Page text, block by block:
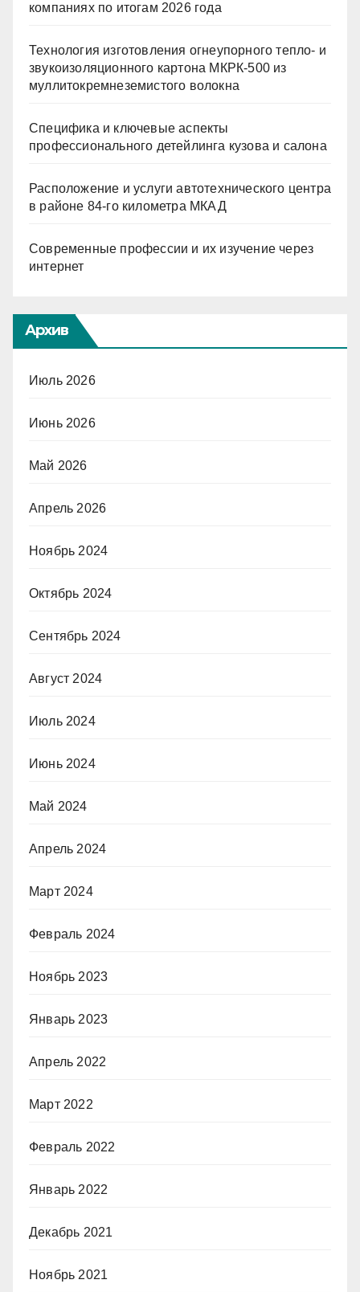
компаниях по итогам 2026 года
Технология изготовления огнеупорного тепло- и
звукоизоляционного картона МКРК-500 из
муллитокремнеземистого волокна
Специфика и ключевые аспекты
профессионального детейлинга кузова и салона
Расположение и услуги автотехнического центра
в районе 84-го километра МКАД
Современные профессии и их изучение через
интернет
Архив
Июль 2026
Июнь 2026
Май 2026
Апрель 2026
Ноябрь 2024
Октябрь 2024
Сентябрь 2024
Август 2024
Июль 2024
Июнь 2024
Май 2024
Апрель 2024
Март 2024
Февраль 2024
Ноябрь 2023
Январь 2023
Апрель 2022
Март 2022
Февраль 2022
Январь 2022
Декабрь 2021
Ноябрь 2021